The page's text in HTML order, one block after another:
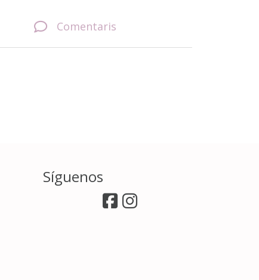
Comentaris
Síguenos